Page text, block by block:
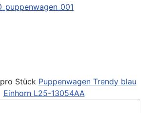
pro Stück Puppenwagen Trendy blau
Einhorn L25-13054AA